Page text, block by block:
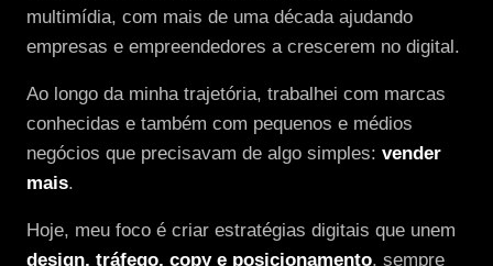
multimídia, com mais de uma década ajudando
empresas e empreendedores a crescerem no digital.
Ao longo da minha trajetória, trabalhei com marcas
conhecidas e também com pequenos e médios
negócios que precisavam de algo simples: vender
mais.
Hoje, meu foco é criar estratégias digitais que unem
design, tráfego, copy e posicionamento, sempre